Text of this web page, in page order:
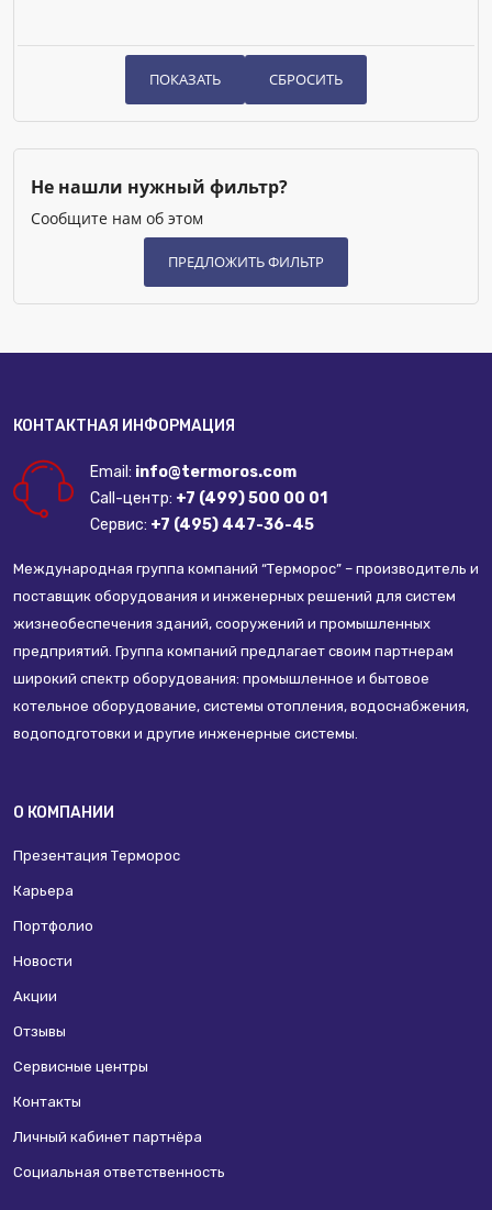
Не нашли нужный фильтр?
Сообщите нам об этом
КОНТАКТНАЯ ИНФОРМАЦИЯ
Email: info@termoros.com
Call-центр: +7 (499) 500 00 01
Сервис: +7 (495) 447-36-45
Международная группа компаний “Терморос” – производитель и
поставщик оборудования и инженерных решений для систем
жизнеобеспечения зданий, сооружений и промышленных
предприятий. Группа компаний предлагает своим партнерам
широкий спектр оборудования: промышленное и бытовое
котельное оборудование, системы отопления, водоснабжения,
водоподготовки и другие инженерные системы.
О КОМПАНИИ
Презентация Терморос
Карьера
Портфолио
Новости
Акции
Отзывы
Сервисные центры
Контакты
Личный кабинет партнёра
Социальная ответственность